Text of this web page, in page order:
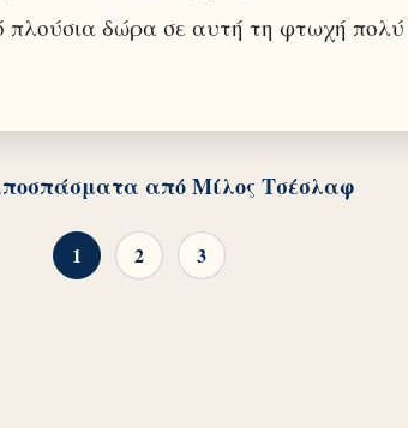
πλούσια δώρα σε αυτή τη φτωχή
από Μίλος Τσέσλαφ
1 2 3